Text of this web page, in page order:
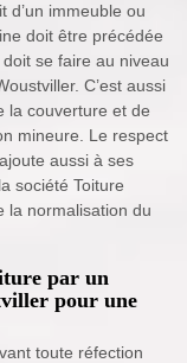
d’un immeuble ou
doit être précédée
se faire au niveau
C’est aussi
la couverture et de
mineure. Le respect
aussi à ses
société Toiture
la normalisation du
par un
pour une
toute réfection